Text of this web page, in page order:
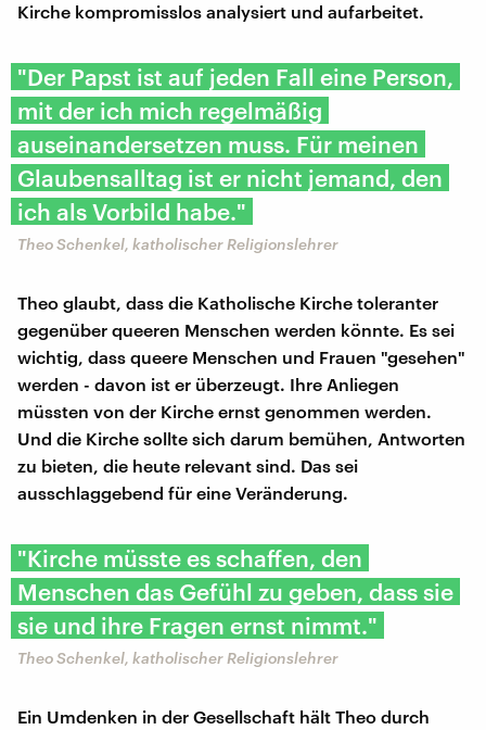
Kirche kompromisslos analysiert und aufarbeitet.
"Der Papst ist auf jeden Fall eine Person,
mit der ich mich regelmäßig
auseinandersetzen muss. Für meinen
Glaubensalltag ist er nicht jemand, den
ich als Vorbild habe."
Theo Schenkel, katholischer Religionslehrer
Theo glaubt, dass die Katholische Kirche toleranter
gegenüber queeren Menschen werden könnte. Es sei
wichtig, dass queere Menschen und Frauen "gesehen"
werden - davon ist er überzeugt. Ihre Anliegen
müssten von der Kirche ernst genommen werden.
Und die Kirche sollte sich darum bemühen, Antworten
zu bieten, die heute relevant sind. Das sei
ausschlaggebend für eine Veränderung.
"Kirche müsste es schaffen, den
Menschen das Gefühl zu geben, dass sie
sie und ihre Fragen ernst nimmt."
Theo Schenkel, katholischer Religionslehrer
Ein Umdenken in der Gesellschaft hält Theo durch